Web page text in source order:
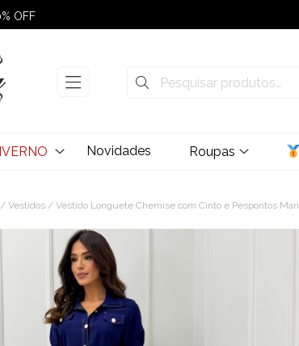
OFF
➚
Novidades Roupas
/ Vestidos / Vestido Longuete Chemise com Cinto e Pespontos